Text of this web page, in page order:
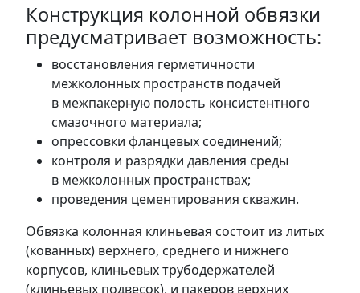
Конструкция колонной обвязки
предусматривает возможность:
восстановления герметичности
межколонных пространств подачей
в межпакерную полость консистентного
смазочного материала;
опрессовки фланцевых соединений;
контроля и разрядки давления среды
в межколонных пространствах;
проведения цементирования скважин.
Обвязка колонная клиньевая состоит из литых
(кованных) верхнего, среднего и нижнего
корпусов, клиньевых трубодержателей
(клиньевых подвесок), и пакеров верхних